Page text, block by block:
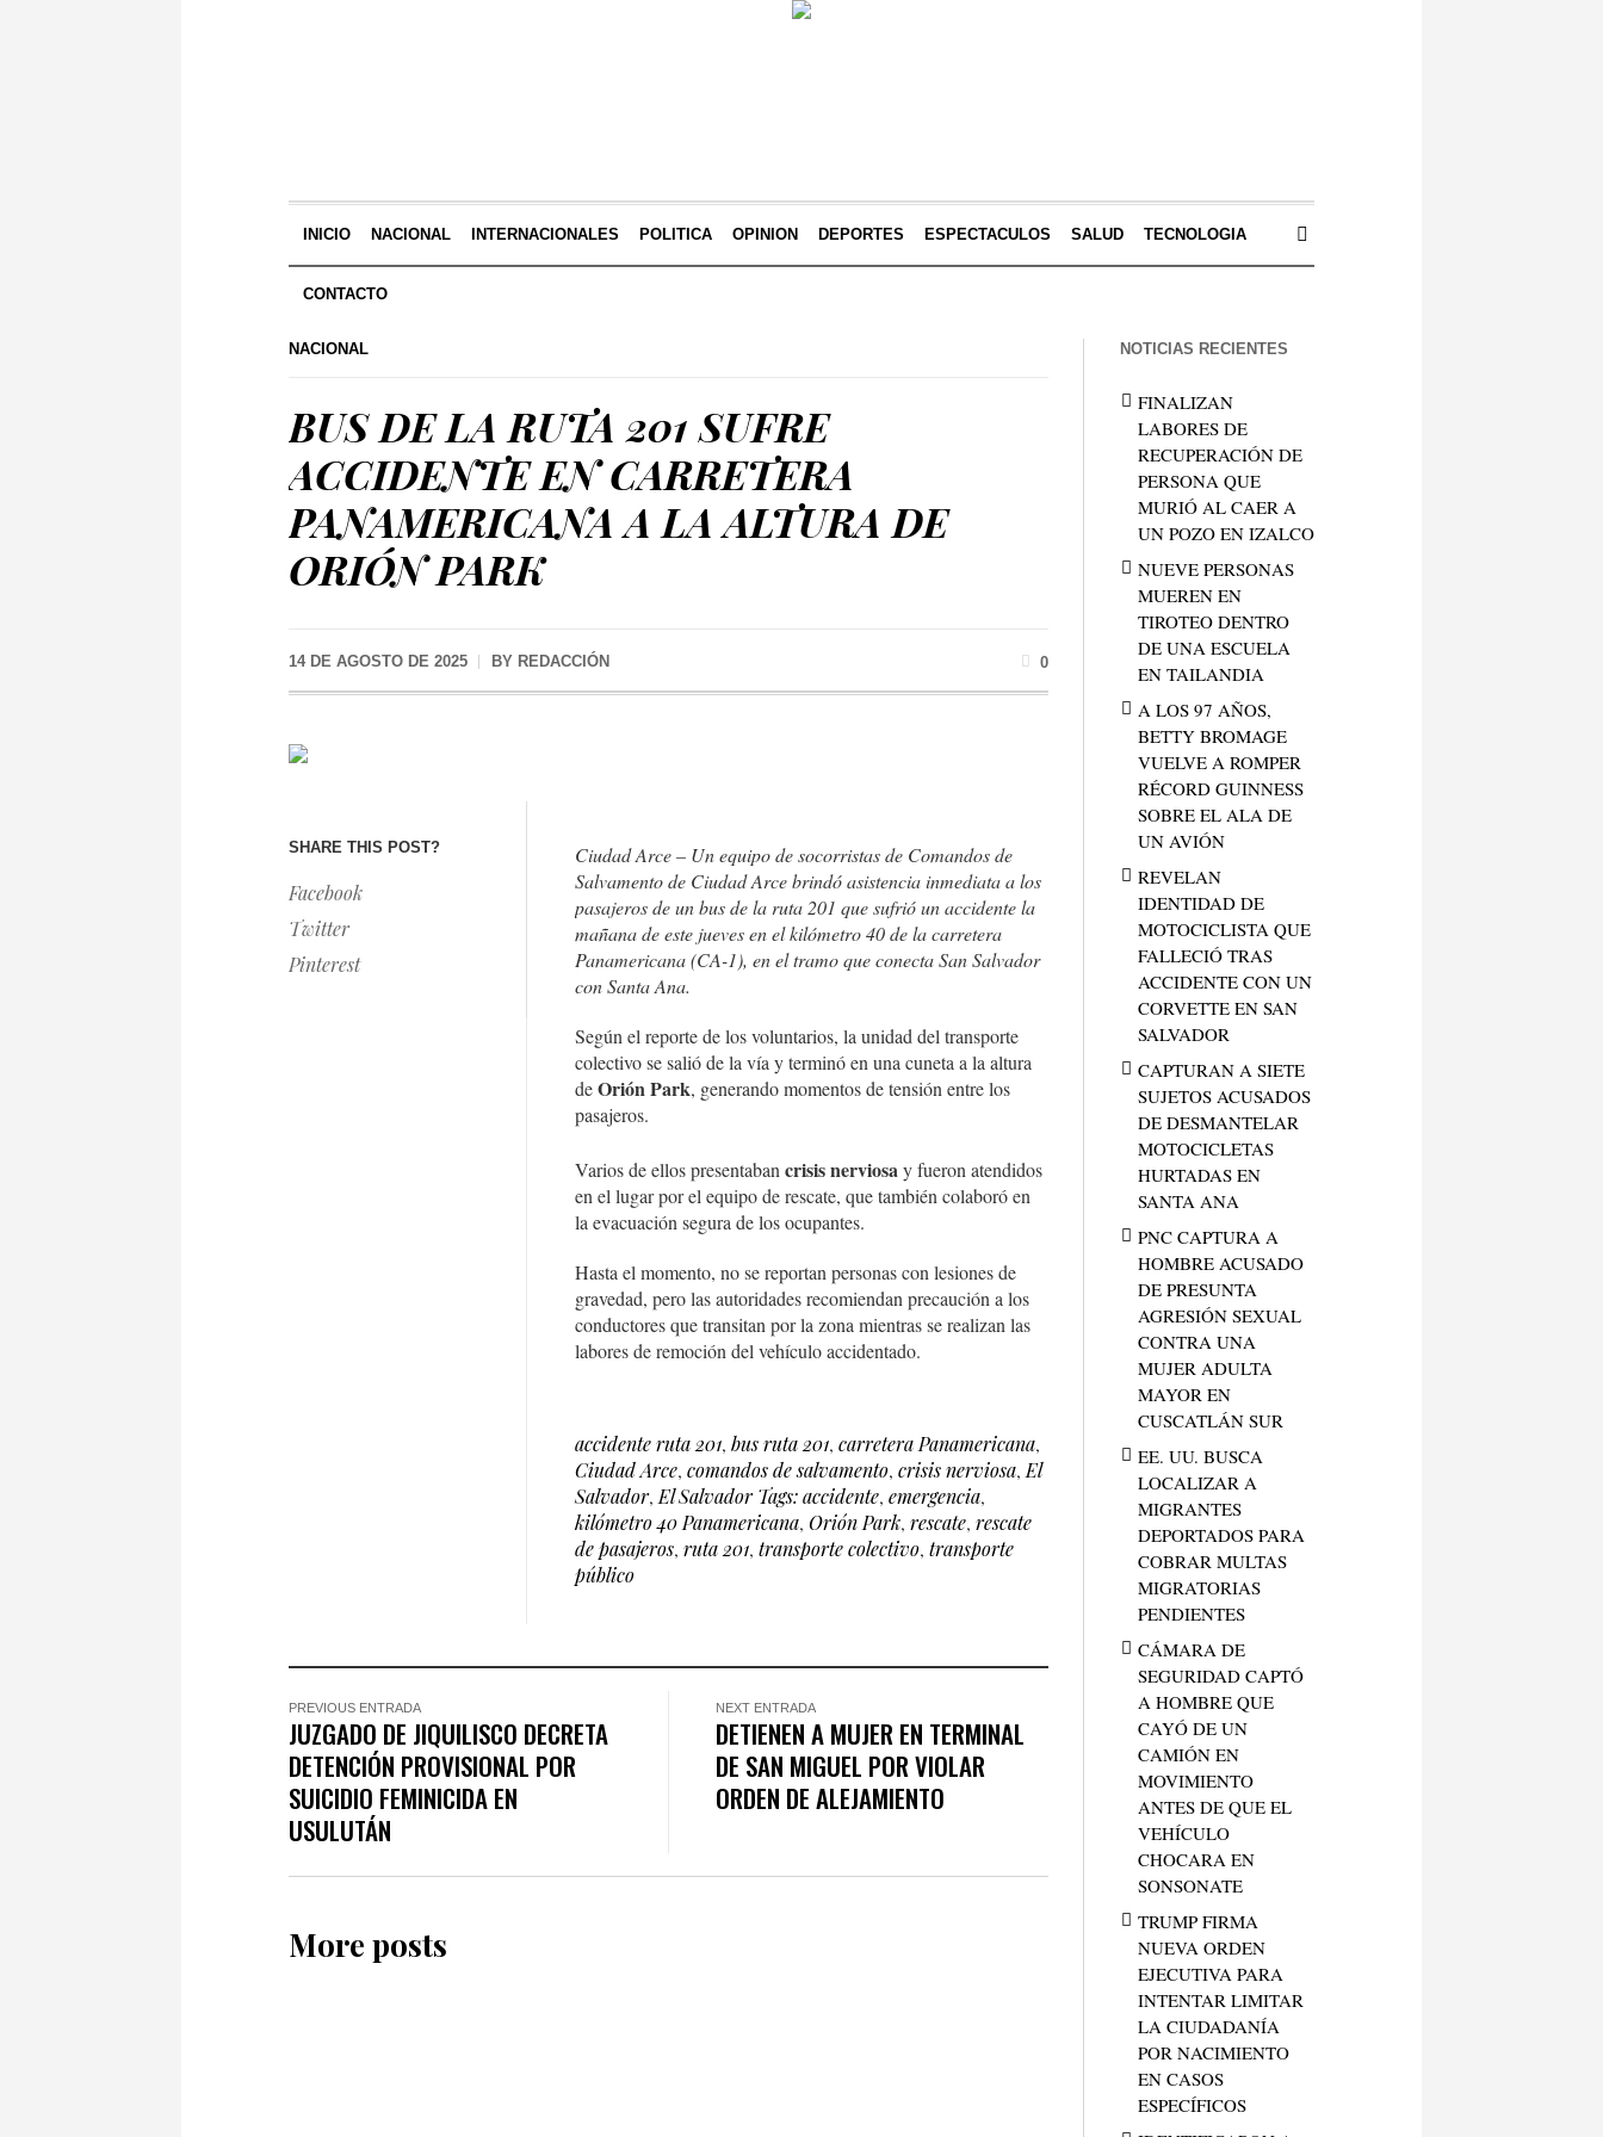
INICIO NACIONAL INTERNACIONALES POLITICA OPINION DEPORTES ESPECTACULOS SALUD TECNOLOGIA
CONTACTO
NACIONAL
BUS DE LA RUTA 201 SUFRE
ACCIDENTE EN CARRETERA
PANAMERICANA A LA ALTURA DE
ORIÓN PARK
14 DE AGOSTO DE 2025 BY REDACCIÓN 0
SHARE THIS POST?
Facebook
Twitter
Pinterest
Ciudad Arce – Un equipo de socorristas de Comandos de
Salvamento de Ciudad Arce brindó asistencia inmediata a los
pasajeros de un bus de la ruta 201 que sufrió un accidente la
mañana de este jueves en el kilómetro 40 de la carretera
Panamericana (CA-1), en el tramo que conecta San Salvador
con Santa Ana.
Según el reporte de los voluntarios, la unidad del transporte
colectivo se salió de la vía y terminó en una cuneta a la altura
deOrión Park, generando momentos de tensión entre los
pasajeros.
Varios de ellos presentabancrisis nerviosay fueron atendidos
en el lugar por el equipo de rescate, que también colaboró en
la evacuación segura de los ocupantes.
Hasta el momento, no se reportan personas con lesiones de
gravedad, pero las autoridades recomiendan precaución a los
conductores que transitan por la zona mientras se realizan las
labores de remoción del vehículo accidentado.
accidente ruta 201, bus ruta 201, carretera Panamericana,
Ciudad Arce, comandos de salvamento, crisis nerviosa,El
Salvador,El Salvador Tags: accidente, emergencia,
kilómetro 40 Panamericana, Orión Park, rescate, rescate
de pasajeros, ruta 201, transporte colectivo, transporte
público
PREVIOUS ENTRADA
JUZGADO DE JIQUILISCO DECRETA
DETENCIÓN PROVISIONAL POR
SUICIDIO FEMINICIDA EN
USULUTÁN
NEXT ENTRADA
DETIENEN A MUJER EN TERMINAL
DE SAN MIGUEL POR VIOLAR
ORDEN DE ALEJAMIENTO
More posts
NOTICIAS RECIENTES
FINALIZAN
LABORES DE
RECUPERACIÓN DE
PERSONA QUE
MURIÓ AL CAER A
UN POZO EN IZALCO
NUEVE PERSONAS
MUEREN EN
TIROTEO DENTRO
DE UNA ESCUELA
EN TAILANDIA
A LOS 97 AÑOS,
BETTY BROMAGE
VUELVE A ROMPER
RÉCORD GUINNESS
SOBRE EL ALA DE
UN AVIÓN
REVELAN
IDENTIDAD DE
MOTOCICLISTA QUE
FALLECIÓ TRAS
ACCIDENTE CON UN
CORVETTE EN SAN
SALVADOR
CAPTURAN A SIETE
SUJETOS ACUSADOS
DE DESMANTELAR
MOTOCICLETAS
HURTADAS EN
SANTA ANA
PNC CAPTURA A
HOMBRE ACUSADO
DE PRESUNTA
AGRESIÓN SEXUAL
CONTRA UNA
MUJER ADULTA
MAYOR EN
CUSCATLÁN SUR
EE. UU. BUSCA
LOCALIZAR A
MIGRANTES
DEPORTADOS PARA
COBRAR MULTAS
MIGRATORIAS
PENDIENTES
CÁMARA DE
SEGURIDAD CAPTÓ
A HOMBRE QUE
CAYÓ DE UN
CAMIÓN EN
MOVIMIENTO
ANTES DE QUE EL
VEHÍCULO
CHOCARA EN
SONSONATE
TRUMP FIRMA
NUEVA ORDEN
EJECUTIVA PARA
INTENTAR LIMITAR
LA CIUDADANÍA
POR NACIMIENTO
EN CASOS
ESPECÍFICOS